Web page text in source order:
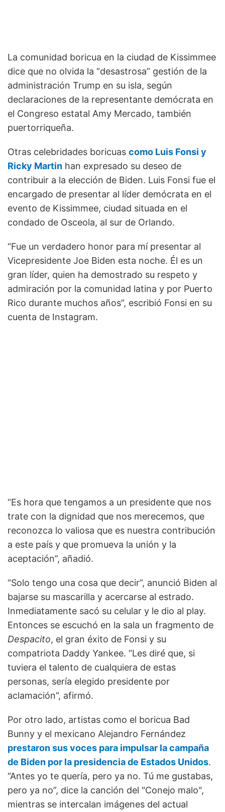
La comunidad boricua en la ciudad de Kissimmee
dice que no olvida la “desastrosa” gestión de la
administración Trump en su isla, según
declaraciones de la representante demócrata en
el Congreso estatal Amy Mercado, también
puertorriqueña.
Otras celebridades boricuas como Luis Fonsi y
Ricky Martin han expresado su deseo de
contribuir a la elección de Biden. Luis Fonsi fue el
encargado de presentar al líder demócrata en el
evento de Kissimmee, ciudad situada en el
condado de Osceola, al sur de Orlando.
“Fue un verdadero honor para mí presentar al
Vicepresidente Joe Biden esta noche. Él es un
gran líder, quien ha demostrado su respeto y
admiración por la comunidad latina y por Puerto
Rico durante muchos años”, escribió Fonsi en su
cuenta de Instagram.
“Es hora que tengamos a un presidente que nos
trate con la dignidad que nos merecemos, que
reconozca lo valiosa que es nuestra contribución
a este país y que promueva la unión y la
aceptación”, añadió.
“Solo tengo una cosa que decir”, anunció Biden al
bajarse su mascarilla y acercarse al estrado.
Inmediatamente sacó su celular y le dio al play.
Entonces se escuchó en la sala un fragmento de
Despacito, el gran éxito de Fonsi y su
compatriota Daddy Yankee. “Les diré que, si
tuviera el talento de cualquiera de estas
personas, sería elegido presidente por
aclamación”, afirmó.
Por otro lado, artistas como el boricua Bad
Bunny y el mexicano Alejandro Fernández
prestaron sus voces para impulsar la campaña
de Biden por la presidencia de Estados Unidos.
“Antes yo te quería, pero ya no. Tú me gustabas,
pero ya no”, dice la canción del "Conejo malo",
mientras se intercalan imágenes del actual